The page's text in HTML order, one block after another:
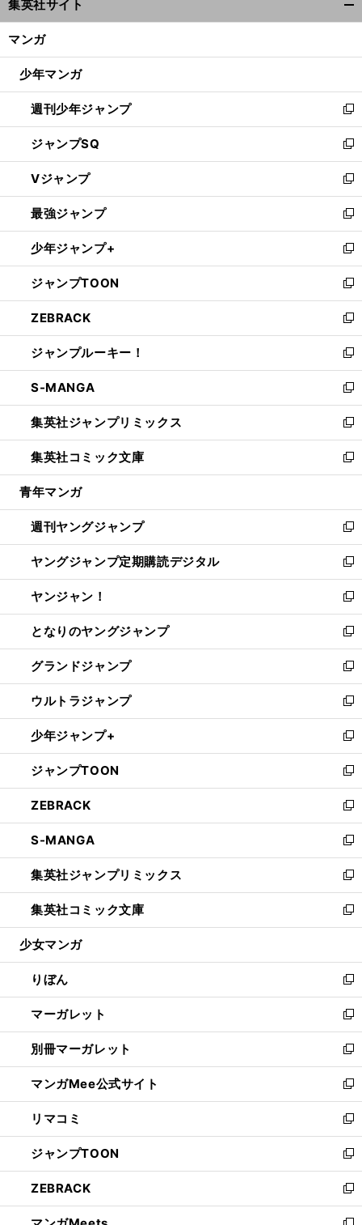
ィ
ン
ウ
開
く
集英社サイト
マンガ
少年マンガ
週刊少年ジャンプ
新
し
い
ウ
ィ
ン
ド
ウ
で
開
く
ジャンプSQ
新
し
い
ウ
ィ
ン
ド
ウ
で
開
く
Vジャンプ
新
し
い
ウ
ィ
ン
ド
ウ
で
開
く
最強ジャンプ
新
し
い
ウ
ィ
ン
ド
ウ
で
開
く
少年ジャンプ+
新
し
い
ウ
ィ
ン
ド
ウ
で
開
く
ジャンプTOON
新
し
い
ウ
ィ
ン
ド
ウ
で
開
く
ZEBRACK
新
し
い
ウ
ィ
ン
ド
ウ
で
開
ジャンプルーキー！
新
し
い
ウ
ィ
ン
ド
ウ
開
く
S-MANGA
新
し
い
ウ
ィ
ン
ウ
で
開
く
集英社ジャンプリミックス
新
し
い
ウ
ン
ド
ウ
で
開
く
集英社コミック文庫
新
し
ウ
ィ
ン
ド
ウ
で
開
く
青年マンガ
週刊ヤングジャンプ
新
し
い
ウ
ィ
ン
ド
ウ
で
開
く
ヤングジャンプ定期購読デジタル
新
し
い
ウ
ィ
ン
ド
ウ
で
開
く
ヤンジャン！
新
し
い
ウ
ィ
ン
ド
ウ
で
開
く
となりのヤングジャンプ
新
し
い
ウ
ィ
ン
ド
ウ
で
開
く
グランドジャンプ
新
し
い
ウ
ィ
ン
ド
ウ
で
開
く
ウルトラジャンプ
新
し
い
ウ
ィ
ン
ド
ウ
で
開
く
少年ジャンプ+
新
し
い
ウ
ィ
ン
ド
ウ
で
開
く
ジャンプTOON
新
し
い
ウ
ィ
ン
ド
ウ
で
開
ZEBRACK
新
し
い
ウ
ィ
ン
ド
ウ
開
く
S-MANGA
新
し
い
ウ
ィ
ン
ウ
で
開
く
集英社ジャンプリミックス
新
し
い
ウ
ン
ド
ウ
で
開
く
集英社コミック文庫
新
し
ウ
ィ
ン
ド
ウ
で
開
く
少女マンガ
りぼん
新
し
い
ウ
ィ
ン
ド
ウ
で
開
く
マーガレット
新
し
い
ウ
ィ
ン
ド
ウ
で
開
く
別冊マーガレット
新
し
い
ウ
ィ
ン
ド
ウ
で
開
マンガMee公式サイト
新
し
い
ウ
ィ
ン
ド
ウ
リマコミ
新
し
い
ウ
ィ
ン
ジャンプTOON
新
し
い
ウ
ZEBRACK
新
し